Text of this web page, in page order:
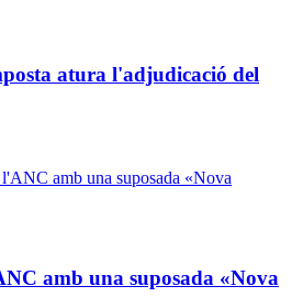
atura l'adjudicació del
amb una suposada «Nova